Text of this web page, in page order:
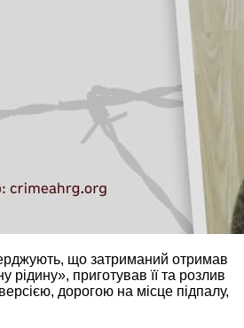
що затриманий отримав
рідину», приготував її та розлив
дорогою на місце підпалу,